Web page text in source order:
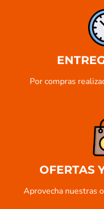
Por compras
OFERTAS
Aprovecha nuestras